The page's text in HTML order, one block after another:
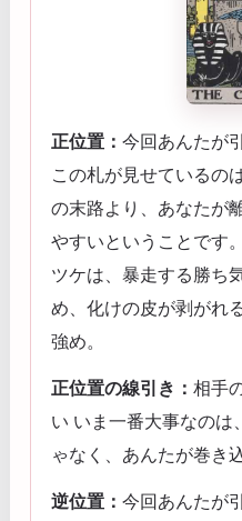
正位置： 今回あんたが
この札が見せているの
の末路より、あなたが
やすいということです
ツケは、暴走する勝ち
め、化けの皮が剥がれ
強め。
正位置の線引き： 相手
い いま一番大事なのは
ゃなく、あんたが巻き
逆位置： 今回あんたが